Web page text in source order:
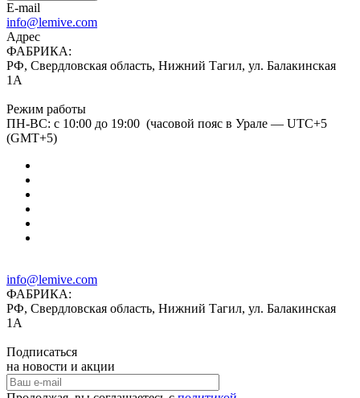
E-mail
info@lemive.com
Адрес
ФАБРИКА:
РФ, Свердловская область, Нижний Тагил, ул. Балакинская
1А
Режим работы
ПН-ВС: с 10:00 до 19:00 (часовой пояс в Урале — UTC+5
(GMT+5)
info@lemive.com
ФАБРИКА:
РФ, Свердловская область, Нижний Тагил, ул. Балакинская
1А
Подписаться
на новости и акции